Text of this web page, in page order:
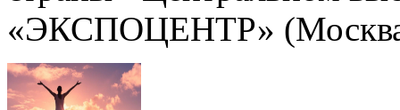
«ЭКСПОЦЕНТР»